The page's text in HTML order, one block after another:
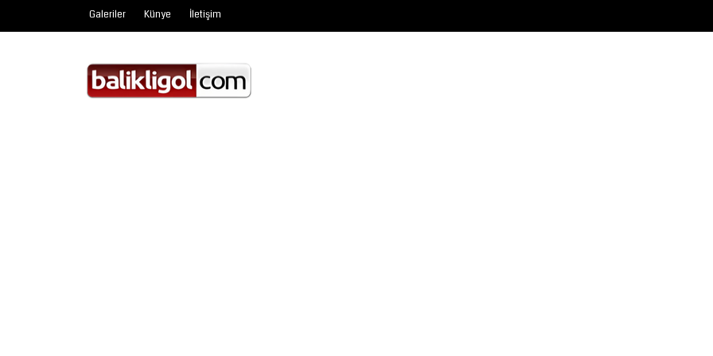
Galeriler Künye İletişim